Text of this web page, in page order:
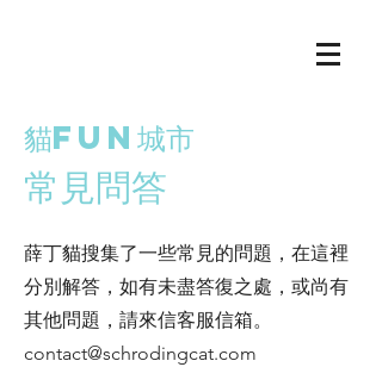
貓FUN城市
常見問答
薛丁貓搜集了一些常見的問題，在這裡
分別解答，如有未盡答復之處，或尚有
其他問題，請來信客服信箱。
contact@schrodingcat.com